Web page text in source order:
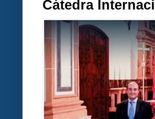
Cátedra